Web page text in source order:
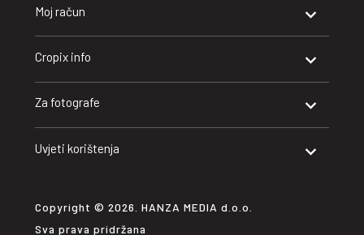
Moj račun
Cropix info
Za fotografe
Uvjeti korištenja
Copyright © 2026. HANZA MEDIA d.o.o.
Sva prava pridržana